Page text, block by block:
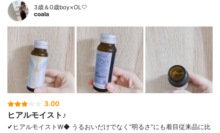
3歳＆0歳boy×OL🤍
coala
3.00
ヒアルモイスト♪
✔︎ヒアルモイストW◆ うるおいだけでなく”明るさ”にも着目従来品に比